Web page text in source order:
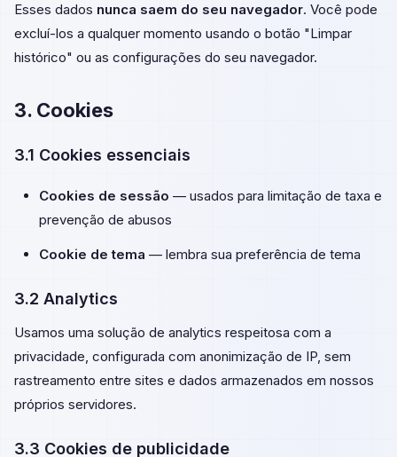
Esses dados nunca saem do seu navegador. Você pode
excluí-los a qualquer momento usando o botão "Limpar
histórico" ou as configurações do seu navegador.
3. Cookies
3.1 Cookies essenciais
Cookies de sessão — usados para limitação de taxa e
prevenção de abusos
Cookie de tema — lembra sua preferência de tema
3.2 Analytics
Usamos uma solução de analytics respeitosa com a
privacidade, configurada com anonimização de IP, sem
rastreamento entre sites e dados armazenados em nossos
próprios servidores.
3.3 Cookies de publicidade